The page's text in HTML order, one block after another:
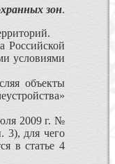
зон.
Российской
условиями
объекты
2009 г. №
3), для чего
в ста­тье 4